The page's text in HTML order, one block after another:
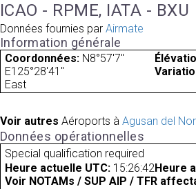
ICAO - RPME, IATA - BXU
Données fournies par Airmate
Information générale
Coordonnées: N8°57'7"
E125°28'41"
East
Voir autres Aéroports à Agusan del
Données opérationnelles
Special qualification required
Heure actuelle UTC: 15:26:42Heure
Voir NOTAMs / SUP AIP / TFR